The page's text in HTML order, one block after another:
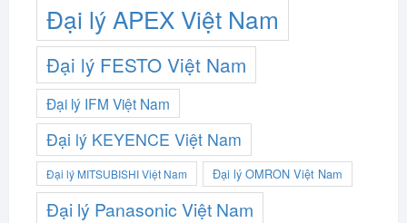
Đại lý APEX Việt Nam
Đại lý FESTO Việt Nam
Đại lý IFM Việt Nam
Đại lý KEYENCE Việt Nam
Đại lý MITSUBISHI Việt Nam Đại lý OMRON Việt Nam
Đại lý Panasonic Việt Nam